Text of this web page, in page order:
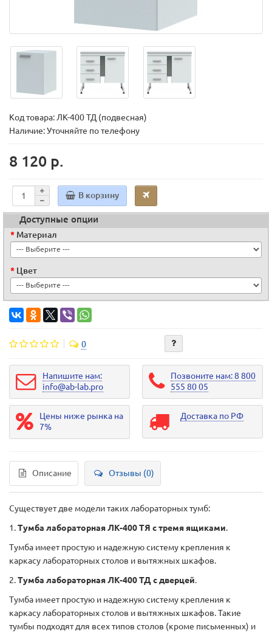
Код товара: ЛК-400 ТД (подвесная)
Наличие: Уточняйте по телефону
8 120 р.
В корзину
Доступные опции
Материал
Цвет
0
Напишите нам:
info@ab-lab.pro
Позвоните нам: 8 800
555 80 05
Цены ниже рынка на
7%
Доставка по РФ
Описание Отзывы (0)
Существует две модели таких лабораторных тумб:
1.Тумба лабораторная ЛК-400 ТЯ с тремя ящиками.
Тумба имеет простую и надежную систему крепления к
каркасу лабораторных столов и вытяжных шкафов.
2.Тумба лабораторная ЛК-400 ТД с дверцей.
Тумба имеет простую и надежную систему крепления к
каркасу лабораторных столов и вытяжных шкафов. Такие
тумбы подходят для всех типов столов (кроме письменных) и